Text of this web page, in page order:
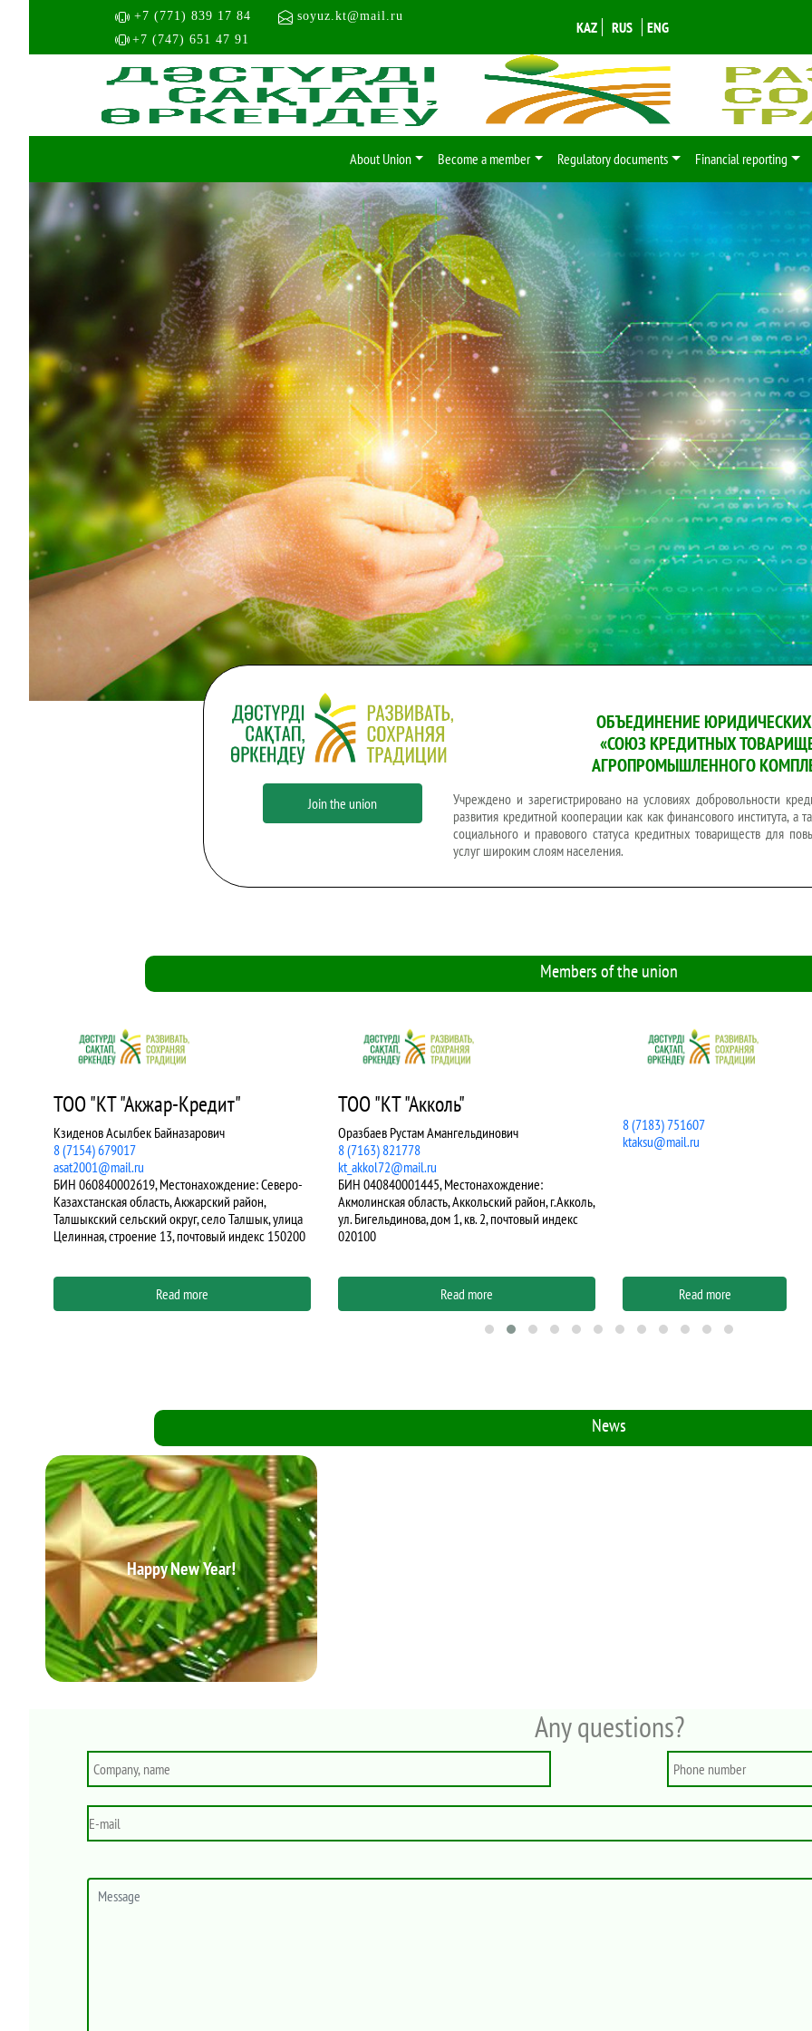
+7 (771) 839 17 84
+7 (747) 651 47 91
soyuz.kt@mail.ru
KAZ RUS ENG
About Union Become a member Regulatory documents Financial reporting
Join the union
ОБЪЕДИНЕНИЕ
«СОЮЗ КРЕДИТНЫХ
АГРОПРОМЫШЛЕННОГО
Учреждено и зарегистрировано на условиях добровольности
развития кредитной кооперации как как финансового института, а
социального и правового статуса кредитных товариществ для
услуг широким слоям населения.
Members of the union
ТОО "КТ "Акколь"
Оразбаев Рустам Амангельдинович
8 (7163) 821778
kt_akkol72@mail.ru
БИН 040840001445, Местонахождение:
Акмолинская область, Аккольский район, г.Акколь,
ул. Бигельдинова, дом 1, кв. 2, почтовый индекс
020100
Read more
8 (7183) 751607
ktaksu@mail.ru
Read more
Несипбеков Ардак Сайлауович
8 (7283) 322917
Read more
News
Happy New Year!
Any questions?